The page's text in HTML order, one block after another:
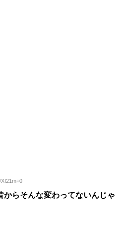
からそんな変わってないんじゃ